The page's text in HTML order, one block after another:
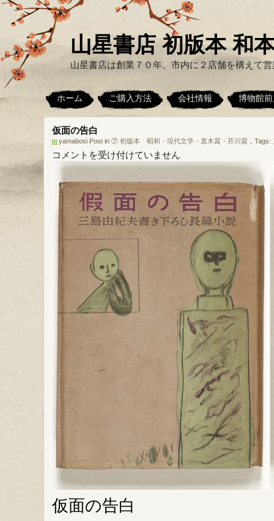
山星書店 初版本 和
山星書店は創業７０年、市内に２店舗を構えて
ホーム ご購入方法 会社情報 博物館
仮面の告白
yamabosi Post in ⑦ 初版本 昭和・現代文学・直木賞・芥川賞 ，Tags:
仮
告
白
は
コメントを受け付けていません
仮面の告白